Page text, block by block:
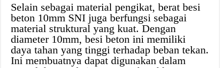
Selain sebagai material pengikat, berat besi
beton 10mm SNI juga berfungsi sebagai
material struktural yang kuat. Dengan
diameter 10mm, besi beton ini memiliki
daya tahan yang tinggi terhadap beban tekan.
Ini membuatnya dapat digunakan dalam